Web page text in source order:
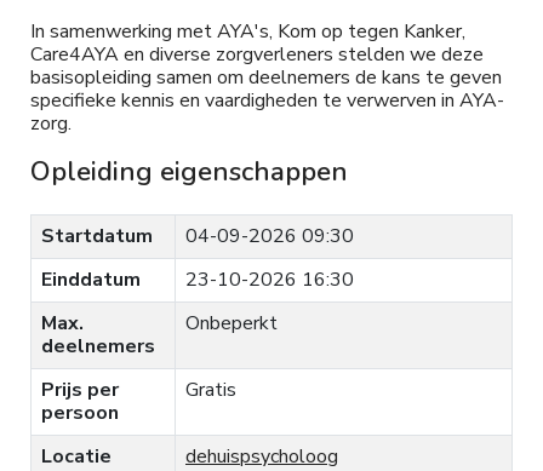
In samenwerking met AYA's, Kom op tegen Kanker,
Care4AYA en diverse zorgverleners stelden we deze
basisopleiding samen om deelnemers de kans te geven
specifieke kennis en vaardigheden te verwerven in AYA-
zorg.
Opleiding eigenschappen
Startdatum
04-09-2026 09:30
Einddatum
23-10-2026 16:30
Max.
deelnemers
Onbeperkt
Prijs per
persoon
Gratis
Locatie dehuispsycholoog